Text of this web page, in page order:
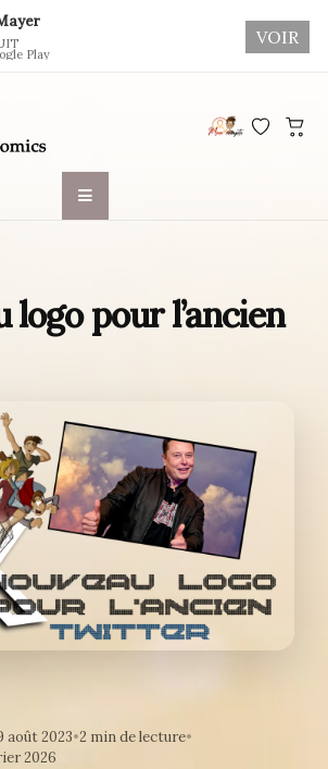
logo pour l’ancien
août 2023•2 min de lecture•
2026
Play
VOIR